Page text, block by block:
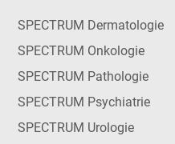
SPECTRUM Dermatologie
SPECTRUM Onkologie
SPECTRUM Pathologie
SPECTRUM Psychiatrie
SPECTRUM Urologie